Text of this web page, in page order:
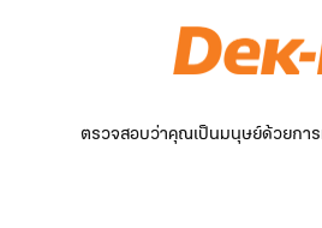
ตรวจสอบว่าคุณเป็นมนุษย์ด้วยการ